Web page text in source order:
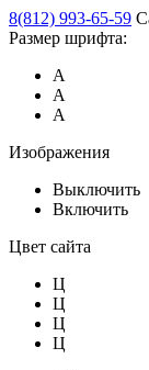
8(812) 993-65-59
Размер шрифта:
А
А
А
Изображения
Выключить
Включить
Цвет сайта
Ц
Ц
Ц
Ц